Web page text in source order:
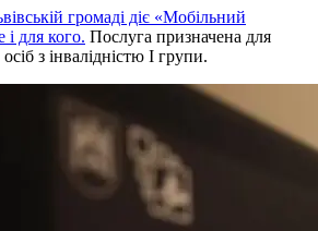
громаді діє «Мобільний
і для кого. Послуга призначена для
з інвалідністю І групи.